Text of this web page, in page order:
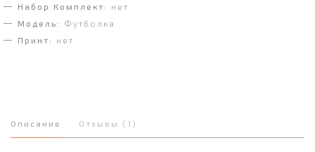
Набор Комплект:
нет
Модель:
Футболка
Принт:
нет
Описание Отзывы (1)